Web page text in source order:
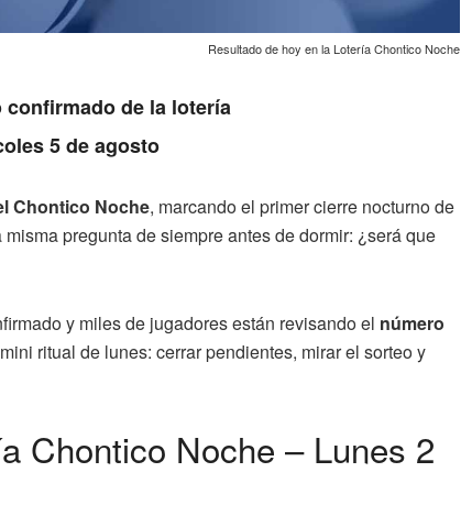
Resultado de hoy en la Lotería Chontico Noche
de la lotería
5 de agosto
Chontico Noche, marcando el primer cierre nocturno de
pregunta de siempre antes de dormir: ¿será que
y miles de jugadores están revisando el número
ritual de lunes: cerrar pendientes, mirar el sorteo y
Chontico Noche – Lunes 2